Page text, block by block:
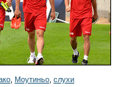
Моутиньо слухи